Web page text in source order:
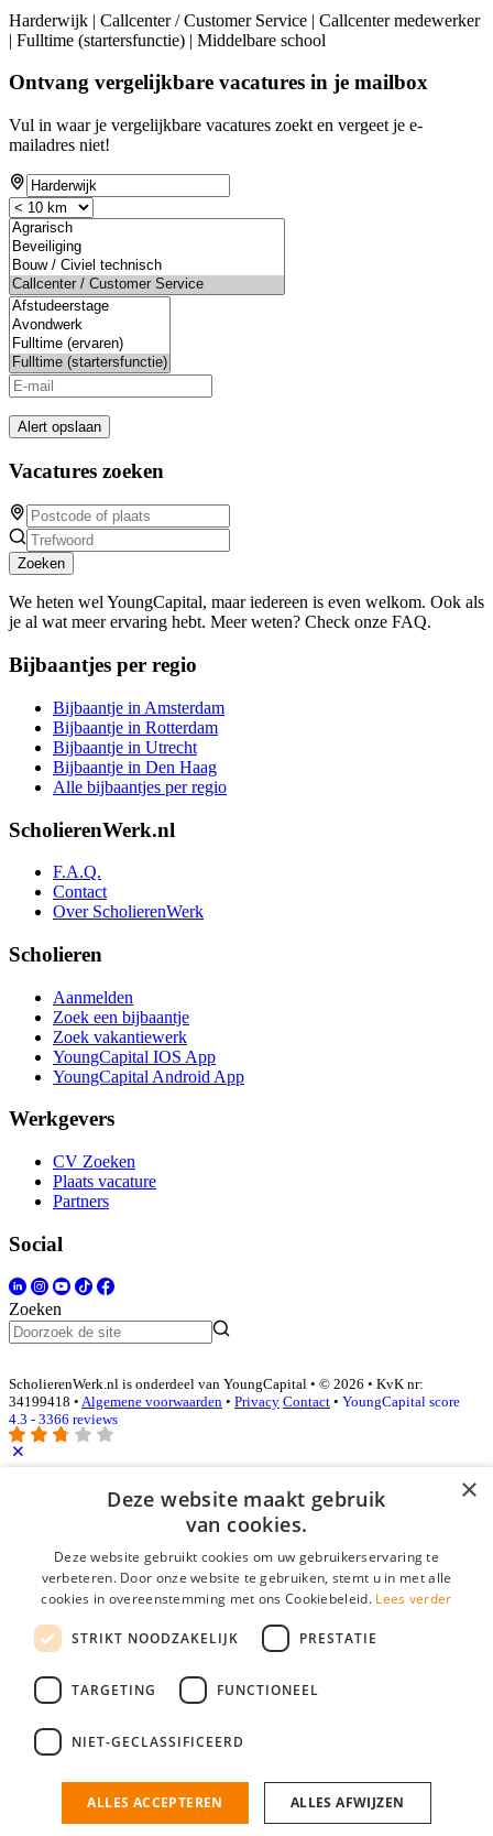
Harderwijk | Callcenter / Customer Service | Callcenter medewerker
| Fulltime (startersfunctie) | Middelbare school
Ontvang vergelijkbare vacatures in je mailbox
Vul in waar je vergelijkbare vacatures zoekt en vergeet je e-
mailadres niet!
Alert opslaan
Vacatures zoeken
Zoeken
We heten wel YoungCapital, maar iedereen is even welkom. Ook als
je al wat meer ervaring hebt. Meer weten? Check onze FAQ.
Bijbaantjes per regio
Bijbaantje in Amsterdam
Bijbaantje in Rotterdam
Bijbaantje in Utrecht
Bijbaantje in Den Haag
Alle bijbaantjes per regio
ScholierenWerk.nl
F.A.Q.
Contact
Over ScholierenWerk
Scholieren
Aanmelden
Zoek een bijbaantje
Zoek vakantiewerk
YoungCapital IOS App
YoungCapital Android App
Werkgevers
CV Zoeken
Plaats vacature
Partners
Social
Zoeken
ScholierenWerk.nl is onderdeel van YoungCapital • © 2026 • KvK nr:
34199418 • Algemene voorwaarden • Privacy Contact • YoungCapital score
4.3 - 3366 reviews
Inloggen als bedrijf
Wachtwoord
login gegevens onthouden
login
Bedrijf aanmelden
nieuwe collega/werknemer zo gevonden!
×
Deze website maakt gebruik
van cookies.
Deze website gebruikt cookies om uw gebruikerservaring te
verbeteren. Door onze website te gebruiken, stemt u in met alle
cookies in overeenstemming met ons Cookiebeleid. Lees verder
STRIKT NOODZAKELIJK PRESTATIE
TARGETING FUNCTIONEEL
NIET-GECLASSIFICEERD
ALLES ACCEPTEREN ALLES AFWIJZEN